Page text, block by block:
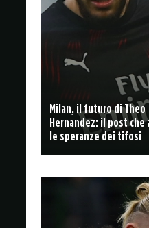
Milan, il futuro di Theo
Hernandez: il post che
le speranze dei tifosi